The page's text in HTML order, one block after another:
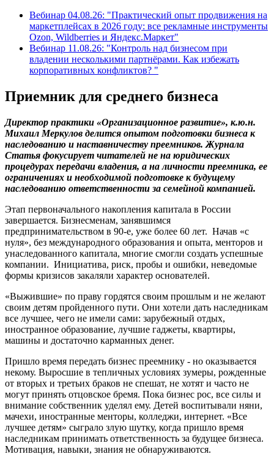
Вебинар 04.08.26: "Практический опыт продвижения на
маркетплейсах в 2026 году: все рекламные инструменты
Ozon, Wildberries и Яндекс.Маркет"
Вебинар 11.08.26: "Контроль над бизнесом при
владении несколькими партнёрами. Как избежать
корпоративных конфликтов? "
Приемник для среднего бизнеса
Директор практики «Организационное развитие», к.ю.н.
Михаил Меркулов делится опытом подготовки бизнеса к
наследованию и наставничеству преемников. Журнала
Статья фокусирует читателей не на юридических
процедурах передачи владения, а на личности преемника, ее
ограничениях и необходимой подготовке к будущему
наследованию ответственности за семейной компанией.
Этап первоначального накопления капитала в России
завершается. Бизнесменам, занявшимся
предпринимательством в 90-е, уже более 60 лет. Начав «с
нуля», без международного образования и опыта, менторов и
унаследованного капитала, многие смогли создать успешные
компании. Инициатива, риск, пробы и ошибки, неведомые
формы кризисов закаляли характер основателей.
«Выжившие» по праву гордятся своим прошлым и не желают
своим детям пройденного пути. Они хотели дать наследникам
все лучшее, чего не имели сами: зарубежный отдых,
иностранное образование, лучшие гаджеты, квартиры,
машины и достаточно карманных денег.
Пришло время передать бизнес преемнику - но оказывается
некому. Выросшие в тепличных условиях зумеры, рожденные
от вторых и третьих браков не спешат, не хотят и часто не
могут принять отцовское бремя. Пока бизнес рос, все силы и
внимание собственник уделял ему. Детей воспитывали няни,
мачехи, иностранные менторы, колледжи, интернет. «Все
лучшее детям» сыграло злую шутку, когда пришло время
наследникам принимать ответственность за будущее бизнеса.
Мотивация, навыки, знания не обнаруживаются.